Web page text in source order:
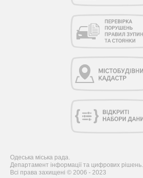
Одеська міська рада.
Департамент інформації та цифрових рішень.
Всі права захищені © 2006 - 2023